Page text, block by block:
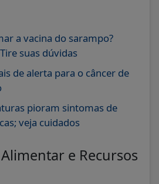
a vacina do sarampo?
suas dúvidas
de alerta para o câncer de
pioram sintomas de
veja cuidados
e Recursos